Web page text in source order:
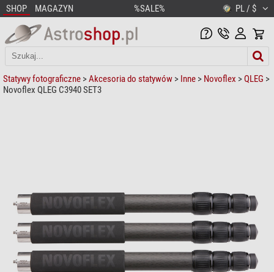
SHOP MAGAZYN %SALE% PL / $
Statywy fotograficzne >Akcesoria do statywów > Inne > Novoflex >QLEG >
Novoflex QLEG C3940 SET3